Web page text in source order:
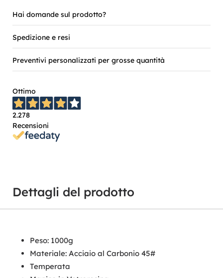
Hai domande sul prodotto?
Spedizione e resi
Preventivi personalizzati per grosse quantità
Ottimo
2.278
Recensioni
Dettagli del prodotto
Peso: 1000g
Materiale: Acciaio al Carbonio 45#
Temperata